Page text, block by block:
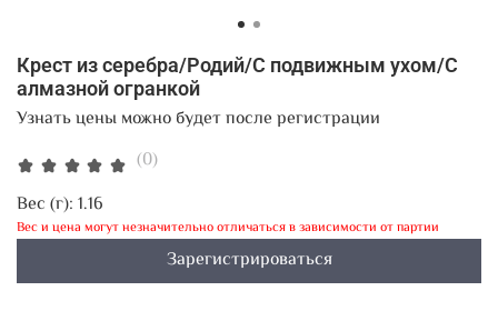
(0)
Крест из серебра/Родий/С подвижным ухом/С
алмазной огранкой
Узнать цены можно будет после регистрации
Вес (г): 1.16
Вес и цена могут незначительно отличаться в зависимости от партии
Зарегистрироваться